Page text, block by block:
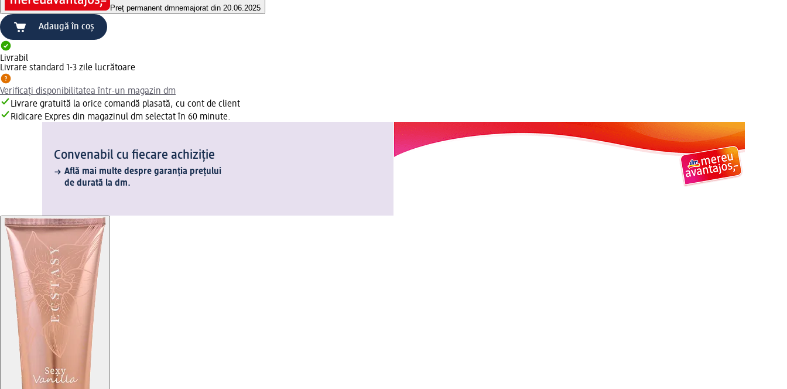
Preț permanent dmnemajorat din 20.06.2025
Adaugă în coș
Livrabil
Livrare standard 1-3 zile lucrătoare
Verificați disponibilitatea într-un magazin dm
Livrare gratuită la orice comandă plasată, cu cont de client
Ridicare Expres din magazinul dm selectat în 60 minute.
Convenabil cu fiecare achiziție
Află mai multe despre garanția prețului
de durată la dm.